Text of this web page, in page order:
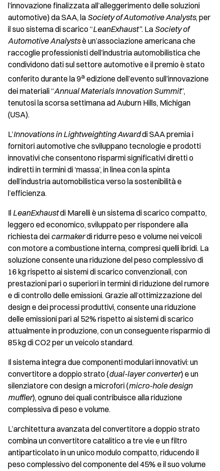
l’innovazione finalizzata all’alleggerimento delle soluzioni
automotive) da SAA, la Society of Automotive Analysts, per
il suo sistema di scarico “LeanExhaust”. La Society of
Automotive Analystsè un’associazione americana che
raccoglie professionisti dell’industria automobilistica che
condividono dati sul settore automotive e il premio è stato
conferito durante la 9a edizione dell’evento sull’innovazione
dei materiali “Annual Materials Innovation Summit”,
tenutosi la scorsa settimana ad Auburn Hills, Michigan
(USA).
L’Innovations in Lightweighting Awarddi SAA premia i
fornitori automotive che sviluppano tecnologie e prodotti
innovativi che consentono risparmi significativi diretti o
indiretti in termini di ‘massa’, in linea con la spinta
dell’industria automobilistica verso la sostenibilità e
l’efficienza.
Il LeanExhaustdi Marelli è un sistema di scarico compatto,
leggero ed economico, sviluppato per rispondere alla
richiesta dei carmakerdi ridurre peso e volume nei veicoli
con motore a combustione interna, compresi quelli ibridi. La
soluzione consente una riduzione del peso complessivo di
16 kg rispetto ai sistemi di scarico convenzionali, con
prestazioni pari o superiori in termini di riduzione del rumore
e di controllo delle emissioni. Grazie all’ottimizzazione del
design e dei processi produttivi, consente una riduzione
delle emissioni pari al 52% rispetto ai sistemi di scarico
attualmente in produzione, con un conseguente risparmio di
85 kg di CO2 per un veicolo standard.
Il sistema integra due componenti modulari innovativi: un
convertitore a doppio strato (dual-layer converter) e un
silenziatore con design a microfori (micro-hole design
muffler), ognuno dei quali contribuisce alla riduzione
complessiva di peso e volume.
L’architettura avanzata del convertitore a doppio strato
combina un convertitore catalitico a tre vie e un filtro
antiparticolato in un unico modulo compatto, riducendo il
peso complessivo del componente del 45% e il suo volume